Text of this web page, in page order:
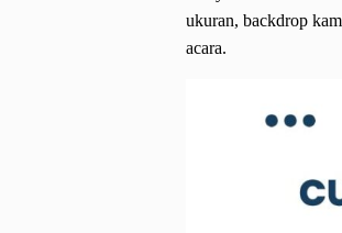
ukuran, backdrop
acara.